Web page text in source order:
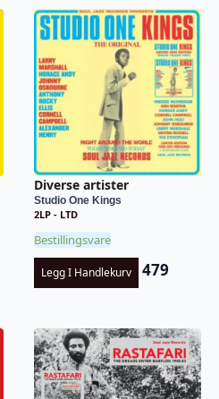
Diverse artister
Studio One Kings
2LP - LTD
Bestillingsvare
Legg I Handlekurv 479